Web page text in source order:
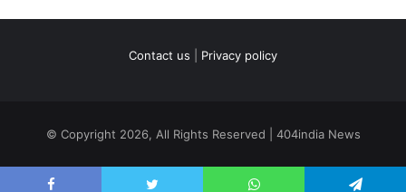
Contact us Privacy policy
© Copyright 2026, All Rights Reserved | 404india News